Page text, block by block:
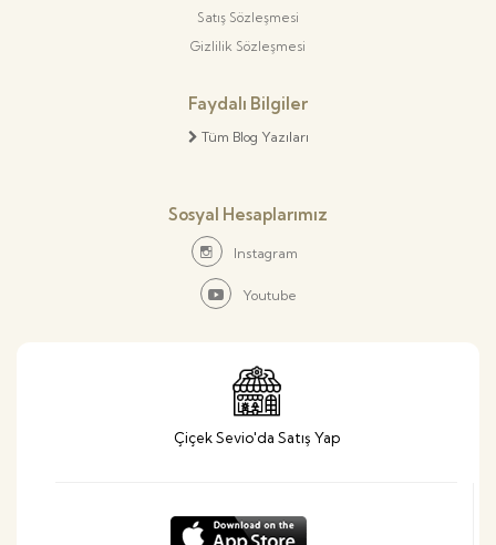
Satış Sözleşmesi
Gizlilik Sözleşmesi
Faydalı Bilgiler
Tüm Blog Yazıları
Sosyal Hesaplarımız
Instagram
Youtube
Çiçek Sevio'da Satış Yap